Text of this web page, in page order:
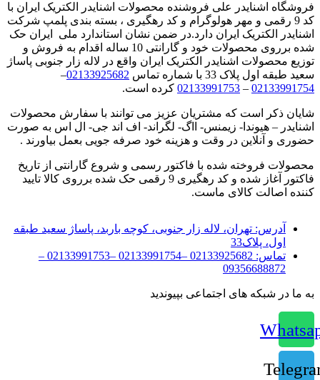
فروشگاه اشنایدر علی فروشنده محصولات اشنایدر الکتریک ایران با
کد 9 رقمی و مهر هولوگرام و کد رهگیری ، بسته بندی پلمپ شرکت
اشنایدر الکتریک ایران دارد.در ضمن نشان استاندارد ملی ایران حک
شده برروی محصولات خود و گارانتی 10 ساله اقدام به فروش و
توزیع محصولات اشنایدر الکتریک ایران واقع در لاله زار جنوبی پاساژ
سعید طبقه اول پلاک 33 با شماره تماس
02133925682
–
02133991754
–
02133991753 کرده است.
شایان ذکر است که مشتریان عزیز می توانند با سفارش محصولات
اشنایدر – هیوندا- زیمنس- ااگ- لگراند- اف اند جی- ال اس به صورت
حضوری و آنلاین در وقت و هزینه خود صرفه جویی بعمل بیاورند .
محصولات فروخته شده با فاکتور رسمی و شروع گارانتی از تاریخ
فاکتور آغاز شده و کد رهگیری 9 رقمی حک شده برروی کالا تایید
کننده اصالت کالای ماست.
آدرس: تهران، لاله زار جنوبی، کوچه باربد، پاساژ سعید طبقه
اول، پلاک33
تماس:
02133925682 –02133991754 –02133991753 –
09356688872
به ما در شبکه های اجتماعی بپیوندید